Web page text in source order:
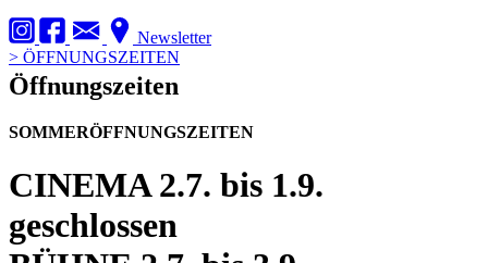
Newsletter
> ÖFFNUNGSZEITEN
Öffnungszeiten
SOMMERÖFFNUNGSZEITEN
CINEMA2.7. bis 1.9.
geschlossen